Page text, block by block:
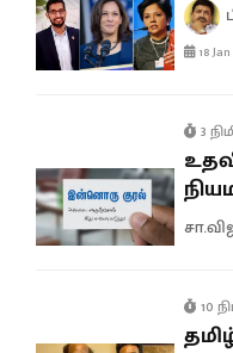
18
3
10